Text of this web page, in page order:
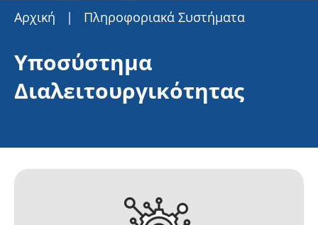
Αρχική | Πληροφοριακά Συστήματα
Υποσύστημα
Διαλειτουργικότητας